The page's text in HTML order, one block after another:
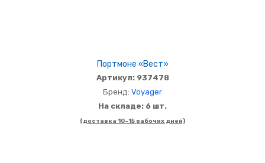
Портмоне «Вест»
Артикул: 937478
Бренд: Voyager
На складе: 6 шт.
(доставка 10-15 рабочих дней)